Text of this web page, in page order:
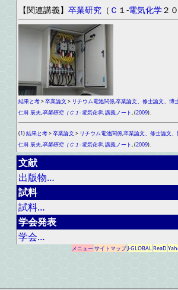
【関連講義】 卒業研究 （ Ｃ １ -電気化学２
結果と考>卒業論文> リチウム電池関係,卒業論文、修士論文、博
仁科 辰夫,卒業研究（Ｃ１-電気化学,講義ノート, (2009).
(1)結果と考>卒業論文> リチウム電池関係,卒業論文、修士論文
仁科 辰夫,卒業研究（Ｃ１-電気化学,講義ノート, (2009).
文献
出版物…
試料
試料…
学会発表
学会…
メニューサイトマップJ-GLOBALReaD